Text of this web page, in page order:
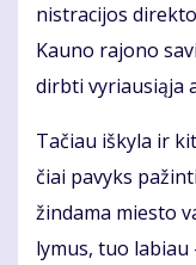
nist­ra­ci­jos
Kau­no rajono
dirb­ti vy­riau­si­ą­ja
Ta­čiau iš­ky­la ir
čiai pa­vyks
žin­da­ma mies­to
ly­mus, tuo